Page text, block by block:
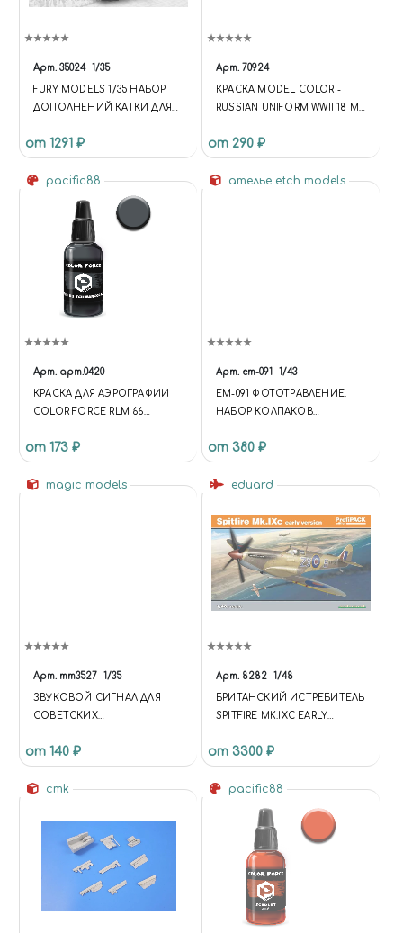
Арт. 35024 1/35
FURY MODELS 1/35 НАБОР
ДОПОЛНЕНИЙ КАТКИ ДЛЯ
SHERMAN
от 1291 ₽
Арт. 70924
КРАСКА MODEL COLOR -
RUSSIAN UNIFORM WWII 18 ML
от 290 ₽
pacific88
Арт. арт.0420
КРАСКА ДЛЯ АЭРОГРАФИИ
COLOR FORCE RLM 66
от 173 ₽
ателье etch models
Арт. em-091 1/43
EM-091 ФОТОТРАВЛЕНИЕ.
НАБОР КОЛПАКОВ
МИНСКИЙ, КАМСКИЙ
от 380 ₽
magic models
Арт. mm3527 1/35
ЗВУКОВОЙ СИГНАЛ ДЛЯ
СОВЕТСКИХ
ГОДОВ. ВАРИАНТ № 1
МЕТАЛЛИЧЕСКИЕ СТВОЛЫ
от 140 ₽
eduard
Арт. 8282 1/48
БРИТАНСКИЙ ИСТРЕБИТЕЛЬ
SPITFIRE MK.IXC EARLY
от 3300 ₽
cmk pacific88